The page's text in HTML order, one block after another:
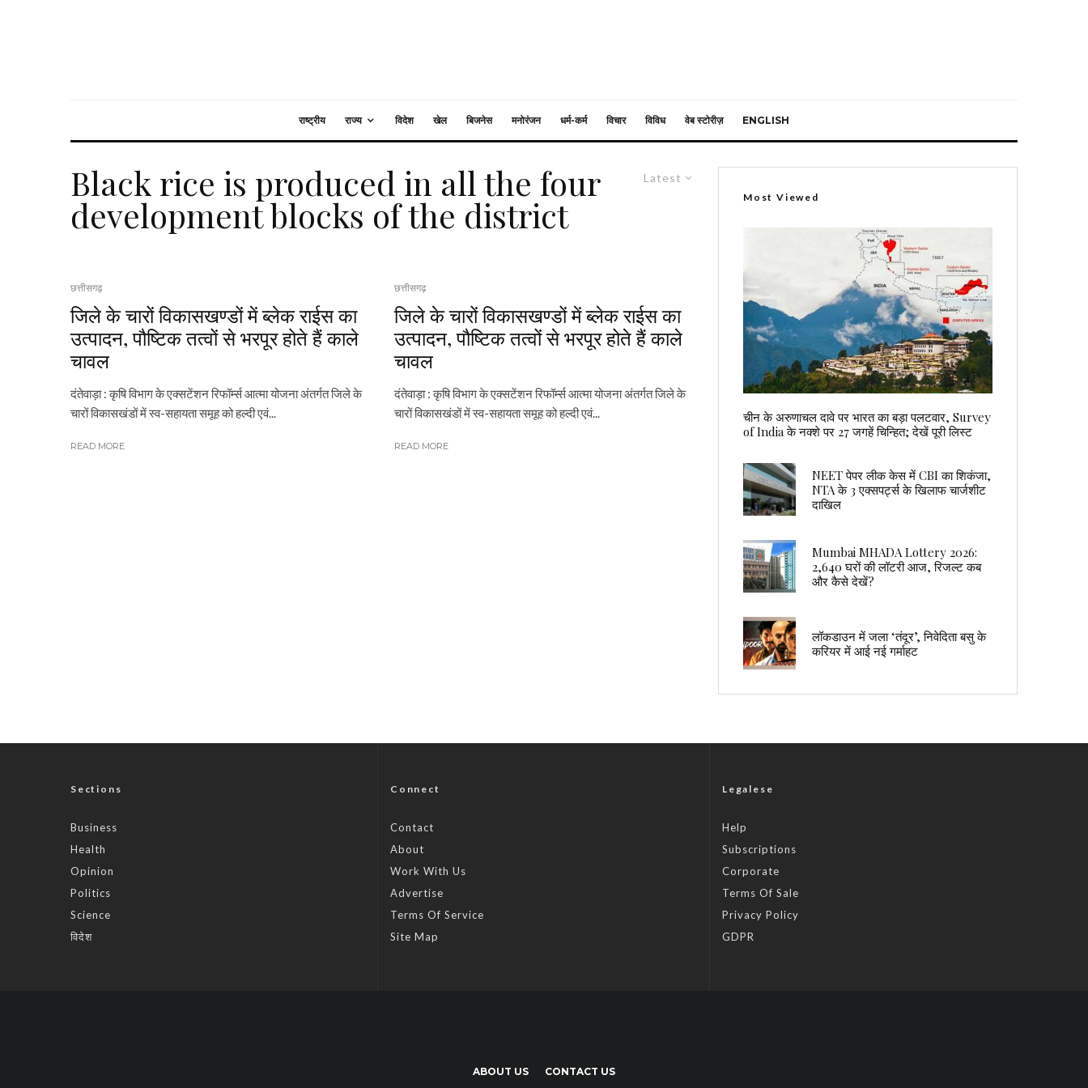
राष्ट्रीय राज्य विदेश खेल बिजनेस मनोरंजन धर्म-कर्म विचार विविध वेब स्टोरीज़ ENGLISH
Latest
Black rice is produced in all the four
development blocks of the district
छत्तीसगढ़
जिले के चारों विकासखण्डों में ब्लेक राईस का
उत्पादन, पौष्टिक तत्वों से भरपूर होते हैं काले
चावल
दंतेवाड़ा : कृषि विभाग के एक्सटेंशन रिफॉर्म्स आत्मा योजना अंतर्गत जिले के
चारों विकासखंडों में स्व-सहायता समूह को हल्दी एवं...
READ MORE
छत्तीसगढ़
जिले के चारों विकासखण्डों में ब्लेक राईस का
उत्पादन, पौष्टिक तत्वों से भरपूर होते हैं काले
चावल
दंतेवाड़ा : कृषि विभाग के एक्सटेंशन रिफॉर्म्स आत्मा योजना अंतर्गत जिले के
चारों विकासखंडों में स्व-सहायता समूह को हल्दी एवं...
READ MORE
Most Viewed
चीन के अरुणाचल दावे पर भारत का बड़ा पलटवार, Survey
of India के नक्शे पर 27 जगहें चिन्हित; देखें पूरी लिस्ट
NEET पेपर लीक केस में CBI का शिकंजा,
NTA के 3 एक्सपर्ट्स के खिलाफ चार्जशीट
दाखिल
Mumbai MHADA Lottery 2026:
2,640 घरों की लॉटरी आज, रिजल्ट कब
और कैसे देखें?
लॉकडाउन में जला ‘तंदूर’, निवेदिता बसु के
करियर में आई नई गर्माहट
Sections
Business
Health
Opinion
Politics
Science
विदेश
Connect
Contact
About
Work With Us
Advertise
Terms Of Service
Site Map
Legalese
Help
Subscriptions
Corporate
Terms Of Sale
Privacy Policy
GDPR
ABOUT US CONTACT US